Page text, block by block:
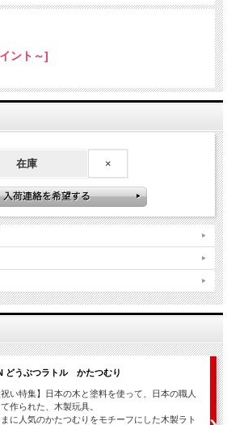
ント～]
在庫 ×
どうぶつラトル かたつむり
祝い特集】日本の木と塗料を使って、日本の職人
作られた、木製玩具。
に人気のかたつむりをモチーフにした木製ラト